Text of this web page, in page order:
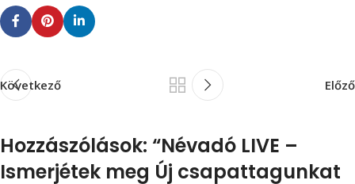
Következő Előző
Hozzászólások: “Névadó LIVE –
Ismerjétek meg Új csapattagunkat